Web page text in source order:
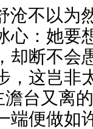
不以为
心：她要
却断不会
，这岂非
澹台又离
端便做如